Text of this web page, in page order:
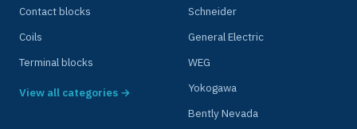
Contact blocks
Coils
Terminal blocks
View all categories →
Schneider
General Electric
WEG
Yokogawa
Bently Nevada